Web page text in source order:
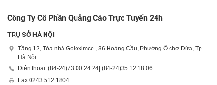
Công Ty Cổ Phần Quảng Cáo Trực Tuyến 24h
TRỤ SỞ HÀ NỘI
Tầng 12, Tòa nhà Geleximco , 36 Hoàng Cầu, Phường Ô chợ Dừa, Tp.
Hà Nội
Điện thoại: (84-24)73 00 24 24 | (84-24)35 12 18 06
Fax:0243 512 1804